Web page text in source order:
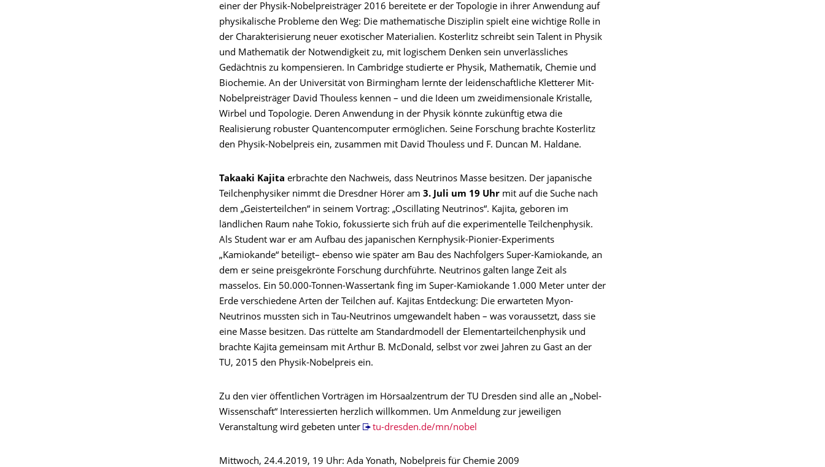
einer der Physik-Nobelpreisträger 2016 bereitete er der Topologie in ihrer Anwendung auf
physikalische Probleme den Weg: Die mathematische Disziplin spielt eine wichtige Rolle in
der Charakterisierung neuer exotischer Materialien. Kosterlitz schreibt sein Talent in Physik
und Mathematik der Notwendigkeit zu, mit logischem Denken sein unverlässliches
Gedächtnis zu kompensieren. In Cambridge studierte er Physik, Mathematik, Chemie und
Biochemie. An der Universität von Birmingham lernte der leidenschaftliche Kletterer Mit-
Nobelpreisträger David Thouless kennen – und die Ideen um zweidimensionale Kristalle,
Wirbel und Topologie. Deren Anwendung in der Physik könnte zukünftig etwa die
Realisierung robuster Quantencomputer ermöglichen. Seine Forschung brachte Kosterlitz
den Physik-Nobelpreis ein, zusammen mit David Thouless und F. Duncan M. Haldane.
Takaaki Kajita erbrachte den Nachweis, dass Neutrinos Masse besitzen. Der japanische
Teilchenphysiker nimmt die Dresdner Hörer am 3. Juli um 19 Uhr mit auf die Suche nach
dem „Geisterteilchen“ in seinem Vortrag: „Oscillating Neutrinos“. Kajita, geboren im
ländlichen Raum nahe Tokio, fokussierte sich früh auf die experimentelle Teilchenphysik.
Als Student war er am Aufbau des japanischen Kernphysik-Pionier-Experiments
„Kamiokande“ beteiligt– ebenso wie später am Bau des Nachfolgers Super-Kamiokande, an
dem er seine preisgekrönte Forschung durchführte. Neutrinos galten lange Zeit als
masselos. Ein 50.000-Tonnen-Wassertank fing im Super-Kamiokande 1.000 Meter unter der
Erde verschiedene Arten der Teilchen auf. Kajitas Entdeckung: Die erwarteten Myon-
Neutrinos mussten sich in Tau-Neutrinos umgewandelt haben – was voraussetzt, dass sie
eine Masse besitzen. Das rüttelte am Standardmodell der Elementarteilchenphysik und
brachte Kajita gemeinsam mit Arthur B. McDonald, selbst vor zwei Jahren zu Gast an der
TU, 2015 den Physik-Nobelpreis ein.
Zu den vier öffentlichen Vorträgen im Hörsaalzentrum der TU Dresden sind alle an „Nobel-
Wissenschaft“ Interessierten herzlich willkommen. Um Anmeldung zur jeweiligen
Veranstaltung wird gebeten unter
tu-dresden.de/mn/nobel
Mittwoch, 24.4.2019, 19 Uhr: Ada Yonath, Nobelpreis für Chemie 2009